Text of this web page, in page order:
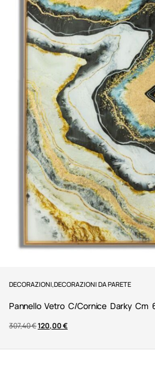
DECORAZIONI,DECORAZIONI DA PARETE
Pannello Vetro C/cornice Darky Cm
307,40€120,00€